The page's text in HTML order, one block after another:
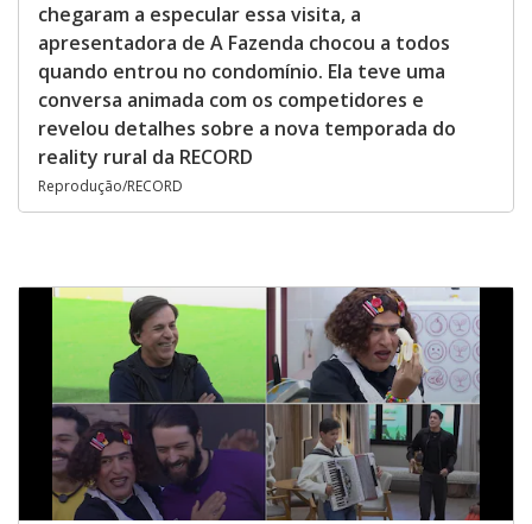
chegaram a especular essa visita, a
apresentadora de A Fazenda chocou a todos
quando entrou no condomínio. Ela teve uma
conversa animada com os competidores e
revelou detalhes sobre a nova temporada do
reality rural da RECORD
Reprodução/RECORD